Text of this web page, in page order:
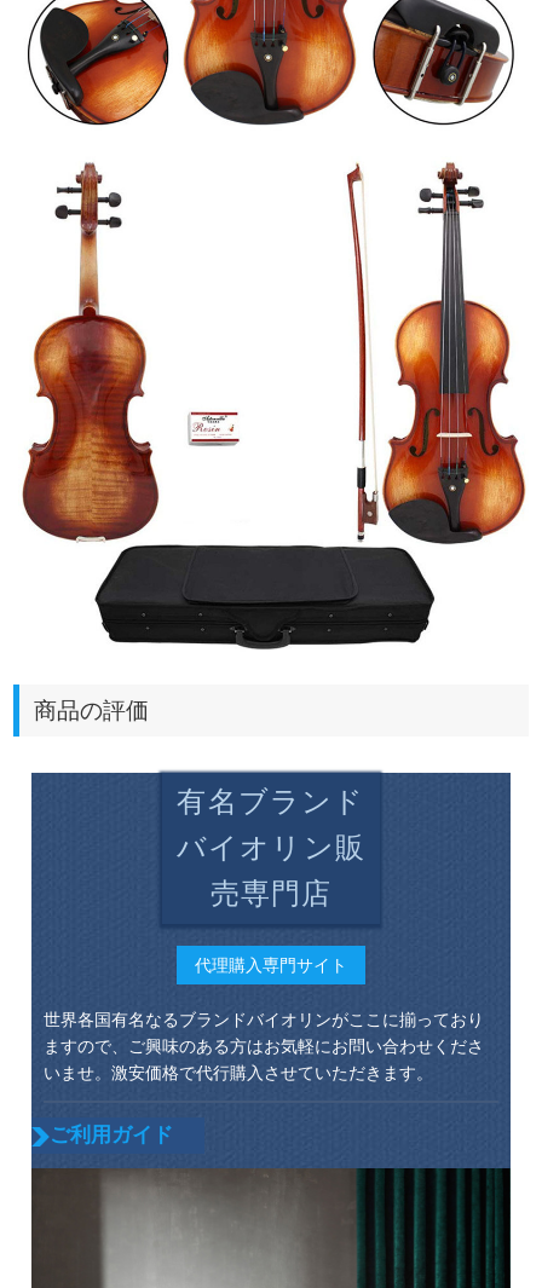
商品の評価
有名ブランド
バイオリン販
売専門店
代理購入専門サイト
世界各国有名なるブランドバイオリンがここに揃っており
ますので、ご興味のある方はお気軽にお問い合わせくださ
いませ。激安価格で代行購入させていただきます。
ご利用ガイド